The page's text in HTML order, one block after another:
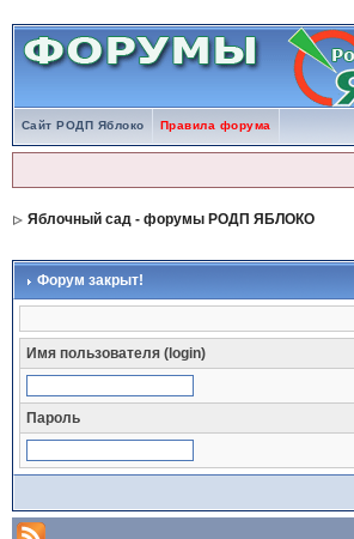
Сайт РОДП Яблоко Правила форума
Яблочный сад - форумы РОДП ЯБЛОКО
Форум закрыт!
Имя пользователя (login)
Пароль